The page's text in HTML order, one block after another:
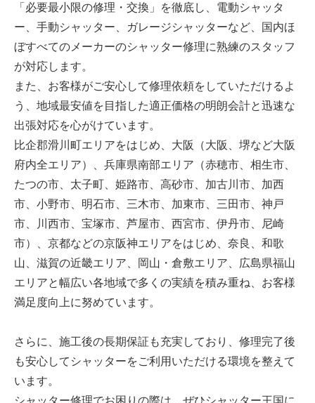
「必要最小限の修理・交換」を徹底し、電動シャッタ
ー、手動シャッター、ガレージシャッターなど、国内ほ
ぼすべてのメーカーのシャッター修理に熟練のスタッフ
が対応します。
また、お客様がご安心して修理依頼をしていただけるよ
う、地域最安値を目指した適正価格の明朗会計と迅速な
出張対応を心がけています。
比企郡滑川町エリアをはじめ、大阪（大阪、堺など大阪
府内全エリア）、兵庫県南部エリア（赤穂市、相生市、
たつの市、太子町、姫路市、高砂市、加古川市、加西
市、小野市、明石市、三木市、加東市、三田市、神戸
市、川西市、宝塚市、芦屋市、西宮市、伊丹市、尼崎
市）、京都などの京阪神エリアをはじめ、奈良、和歌
山、滋賀の近畿エリア、岡山・倉敷エリア、広島県福山
エリアと幅広い各地域で多くの実績を積み重ね、お客様
満足度向上に努めています。
さらに、施工後の長期保証も充実しており、修理完了後
も安心してシャッターをご利用いただける環境を整えて
います。
シャッター修理でお困りの際は、ぜひシャッター王国に